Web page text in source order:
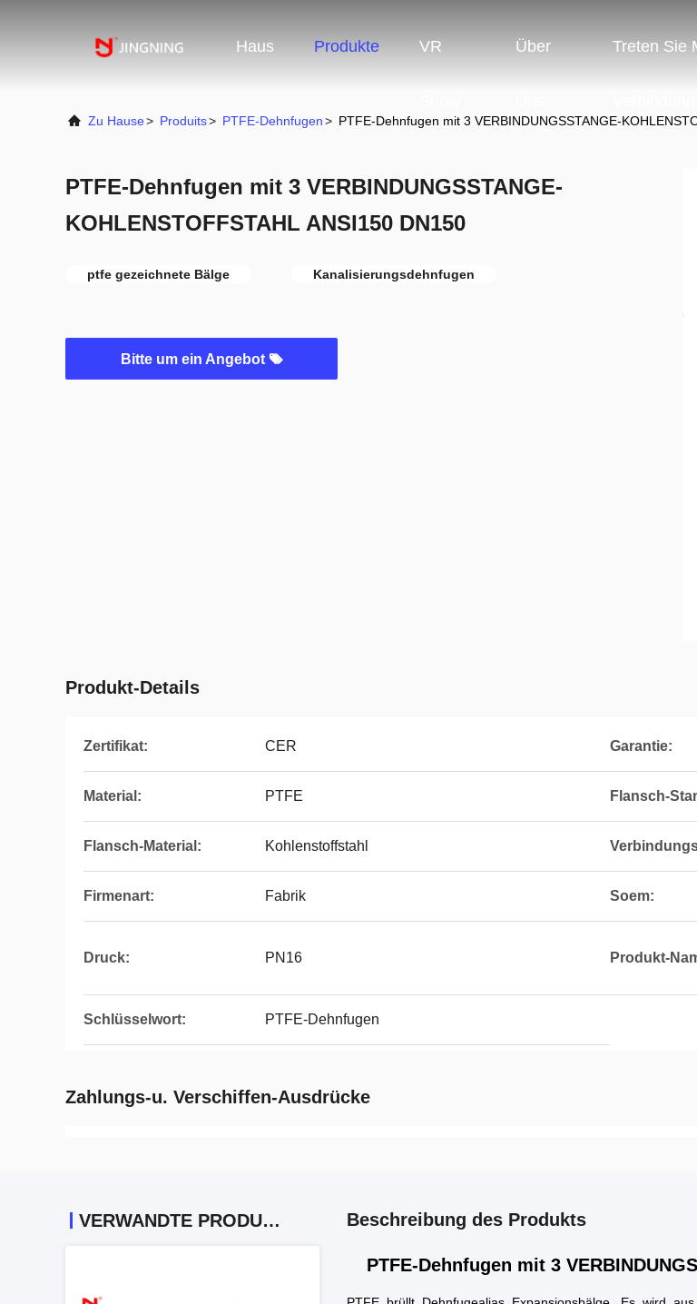
Haus Produkte VR Über Treten Sie
Zu Hause> Produits> PTFE-Dehnfugen> PTFE-Dehnfugen mit 3 VERBINDUNGSSTANGE-
PTFE-Dehnfugen mit 3 VERBINDUNGSSTANGE-
KOHLENSTOFFSTAHL ANSI150 DN150
ptfe gezeichnete Bälge Kanalisierungsdehnfugen
Bitte um ein Angebot
Produkt-Details
Zertifikat: CER Garantie:
Material: PTFE Flansch-
Flansch-Material: Kohlenstoffstahl
Firmenart: Fabrik Soem:
Druck: PN16 Produkt-
Schlüsselwort: PTFE-Dehnfugen
Zahlungs-u. Verschiffen-Ausdrücke
VERWANDTE PRODUKTE Beschreibung des Produkts
PTFE-Dehnfugen mit 3